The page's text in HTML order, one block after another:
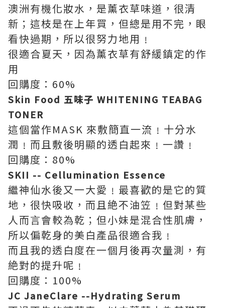
澳洲有機化妝水，是薰衣草味道，很清
新；這枝是在上年買，但總是用不完，眼
看快過期，所以很努力地用﹗
很適合夏天，因為薰衣草有舒緩鎮定的作
用
回購度：60%
Skin Food 五味子 WHITENING TEABAG
TONER
這個當作MASK 來敷簡直一流﹗十分水
潤﹗而且敷後明顯的透白起來﹗一讚﹗
回購度：80%
SKII -- Cellumination Essence
繼神仙水後又一大愛﹗最喜歡的是它的質
地，很快吸收，而且絶不油笠﹗但對某些
人而言會較為乾；但小妹是混合性肌膚，
所以偏乾身的美白產品很適合我﹗
而且我的透白度在一個月後再次量測，有
絶對的提升呢﹗
回購度：100%
JC JaneClare --Hydrating Serum